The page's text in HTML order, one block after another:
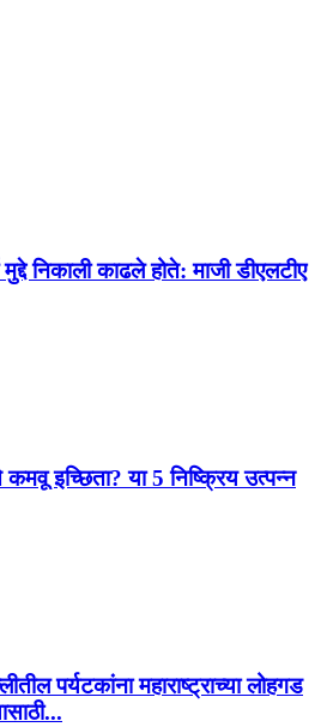
मुद्दे निकाली काढले होते: माजी डीएलटीए
इच्छिता? या 5 निष्क्रिय उत्पन्न
पर्यटकांना महाराष्ट्राच्या लोहगड